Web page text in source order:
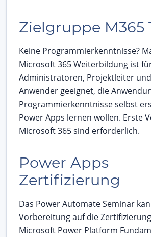
Zielgruppe M365
Keine Programmierkenntnisse?
Microsoft 365 Weiterbildung ist
Administratoren, Projektleiter
Anwender geeignet, die
Programmierkenntnisse selbst
Power Apps lernen wollen. Erste
Microsoft 365 sind erforderlich.
Power Apps
Zertifizierung
Das Power Automate Seminar
Vorbereitung auf die Zertifizierung
Microsoft Power Platform